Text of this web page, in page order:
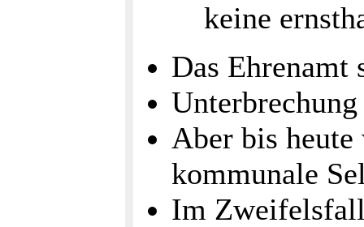
keine
Das Ehrenamt
Aber bis heute
kommunale
Im Zweifelsfall